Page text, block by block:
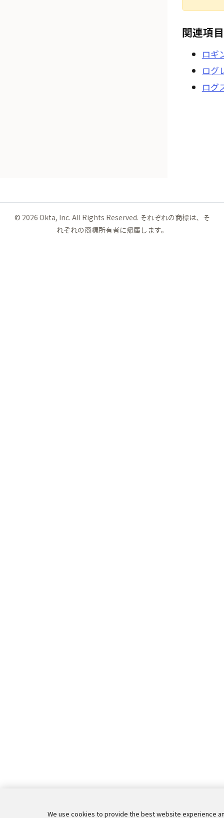
関連項目
ロギ
ログ
ログ
© 2026 Okta, Inc. All Rights Reserved. それぞれの商標は、そ
れぞれの商標所有者に帰属します。
We use cookies to provide the best website experience